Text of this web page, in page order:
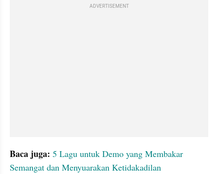
ADVERTISEMENT
Baca juga: 5 Lagu untuk Demo yang Membakar
Semangat dan Menyuarakan Ketidakadilan